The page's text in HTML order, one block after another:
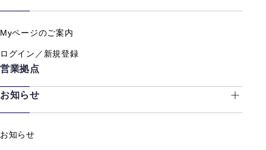
Myページのご案内
ログイン／新規登録
営業拠点
お知らせ
お知らせ